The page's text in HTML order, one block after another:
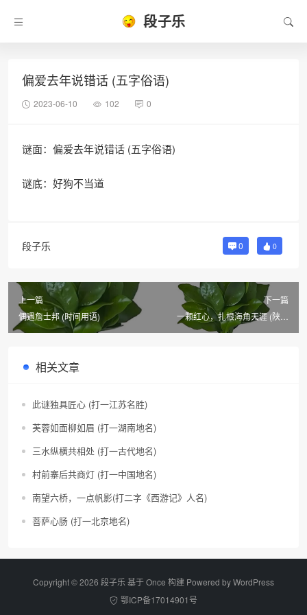
段子乐
偏爱去年说错话 (五字俗语)
2023-06-10 102 0
谜面：偏爱去年说错话 (五字俗语)
谜底：好狗不当道
段子乐 0 0
上一篇
偶遇詹士邦 (时间用语)
下一篇
一颗红心，扎根海角天涯 (陕西
相关文章
此谜独具匠心 (打一江苏名胜)
芙蓉如面柳如眉 (打一湖南地名)
三水纵横共相处 (打一古代地名)
村前寨后共商灯 (打一中国地名)
南望六桥，一点帆影(打二字《西游记》人名)
菩萨心肠 (打一北京地名)
Copyright © 2026 段子乐 基于 Once 构建 Powered byWordPress
鄂ICP备17014901号